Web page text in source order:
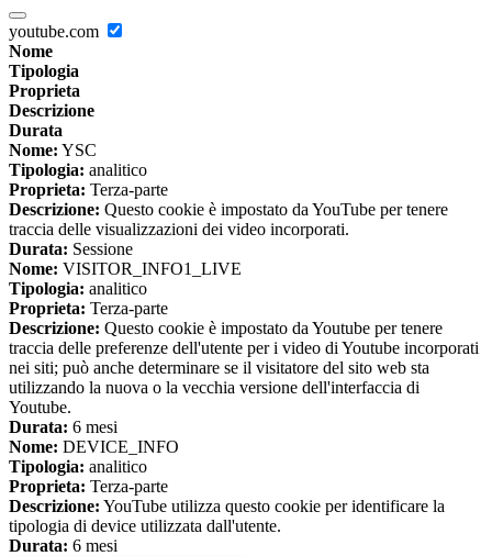
youtube.com
Nome
Tipologia
Proprieta
Descrizione
Durata
Nome: YSC
Tipologia: analitico
Proprieta: Terza-parte
Descrizione: Questo cookie è impostato da YouTube per tenere
traccia delle visualizzazioni dei video incorporati.
Durata: Sessione
Nome: VISITOR_INFO1_LIVE
Tipologia: analitico
Proprieta: Terza-parte
Descrizione: Questo cookie è impostato da Youtube per tenere
traccia delle preferenze dell'utente per i video di Youtube incorporati
nei siti; può anche determinare se il visitatore del sito web sta
utilizzando la nuova o la vecchia versione dell'interfaccia di
Youtube.
Durata: 6 mesi
Nome: DEVICE_INFO
Tipologia: analitico
Proprieta: Terza-parte
Descrizione: YouTube utilizza questo cookie per identificare la
tipologia di device utilizzata dall'utente.
Durata: 6 mesi